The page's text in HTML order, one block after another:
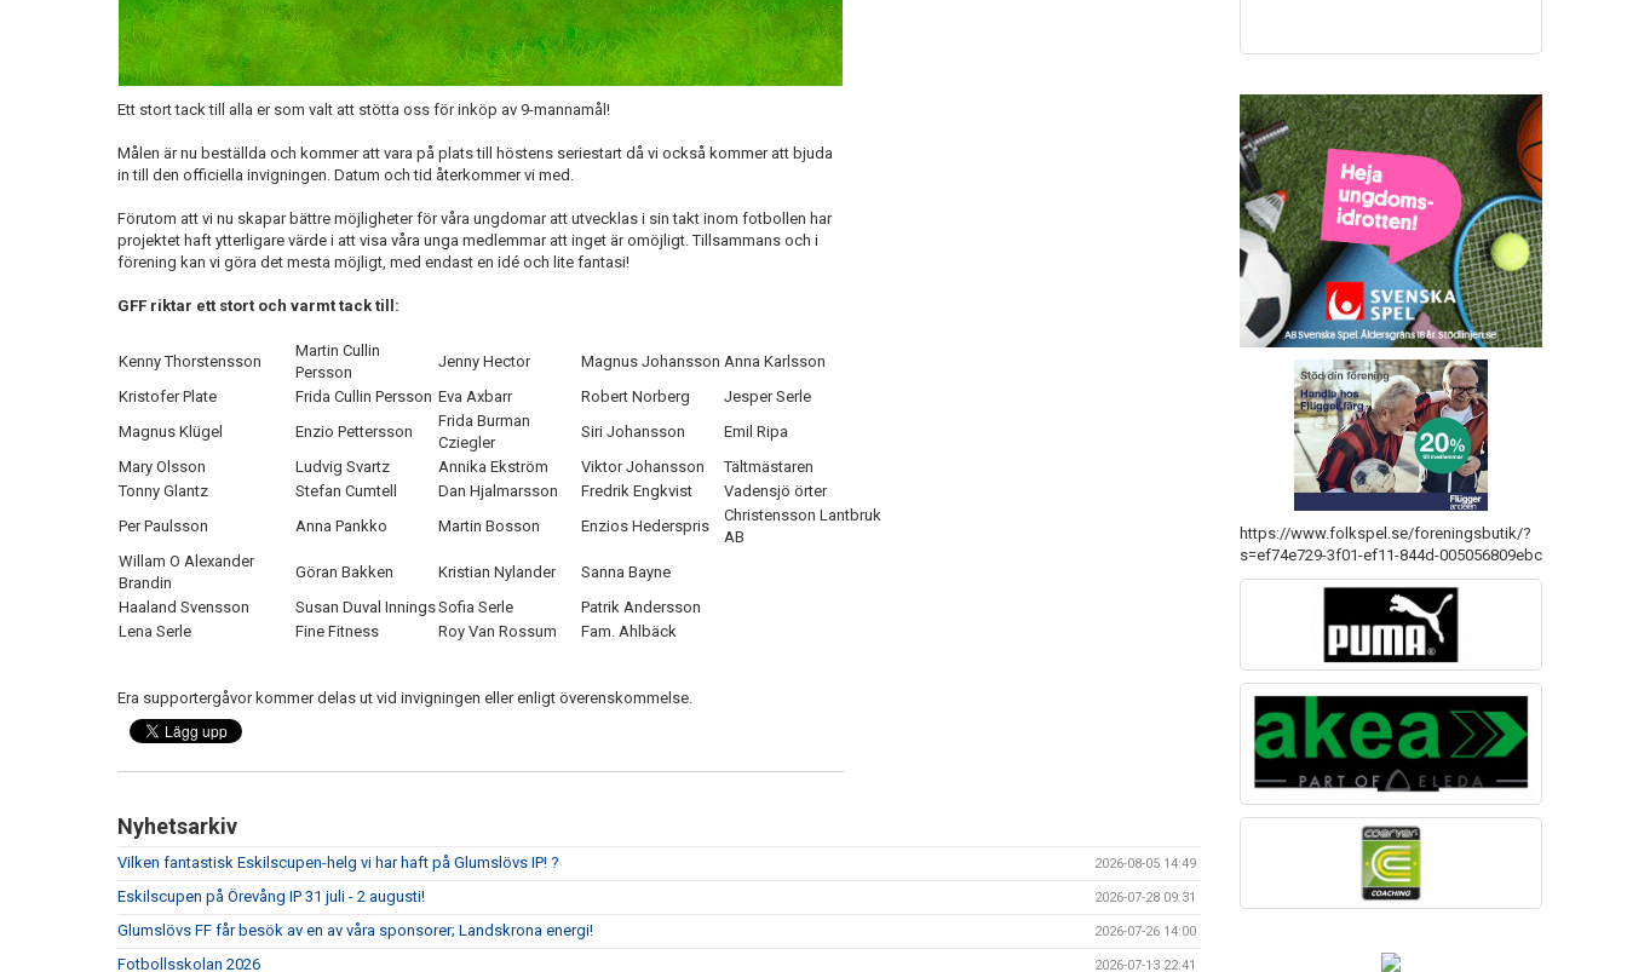
Ett stort tack till alla er som valt att stötta oss för inköp av 9-mannamål!
Målen är nu beställda och kommer att vara på plats till höstens seriestart då vi också kommer att bjuda
in till den officiella invigningen. Datum och tid återkommer vi med.
Förutom att vi nu skapar bättre möjligheter för våra ungdomar att utvecklas i sin takt inom fotbollen har
projektet haft ytterligare värde i att visa våra unga medlemmar att inget är omöjligt. Tillsammans och i
förening kan vi göra det mesta möjligt, med endast en idé och lite fantasi!
GFF riktar ett stort och varmt tack till:
Kenny Thorstensson
Martin Cullin
Persson
Jenny Hector Magnus Johansson Anna Karlsson
Kristofer Plate
Frida Cullin Persson Eva Axbarr Robert Norberg
Jesper Serle
Magnus Klügel
Enzio Pettersson
Frida Burman
Cziegler
Siri Johansson
Emil Ripa
Mary Olsson
Ludvig Svartz Annika Ekström Viktor Johansson
Tältmästaren
Tonny Glantz
Stefan Cumtell Dan Hjalmarsson Fredrik Engkvist
Vadensjö örter
Per Paulsson
Anna Pankko Martin Bosson Enzios Hederspris
Christensson Lantbruk
AB
Willam O Alexander
Brandin
Göran Bakken Kristian Nylander
Sanna Bayne
Haaland Svensson
Susan Duval InningsSofia Serle
Patrik Andersson
Lena Serle
Fine Fitness Roy Van Rossum Fam. Ahlbäck
Era supportergåvor kommer delas ut vid invigningen eller enligt överenskommelse.
Nyhetsarkiv
Vilken fantastisk Eskilscupen-helg vi har haft på Glumslövs IP! ? 2026-08-05 14:49
Eskilscupen på Örevång IP 31 juli - 2 augusti! 2026-07-28 09:31
Glumslövs FF får besök av en av våra sponsorer; Landskrona energi! 2026-07-26 14:00
Fotbollsskolan 2026 2026-07-13 22:41
https://www.folkspel.se/foreningsbutik/?
s=ef74e729-3f01-ef11-844d-005056809ebc